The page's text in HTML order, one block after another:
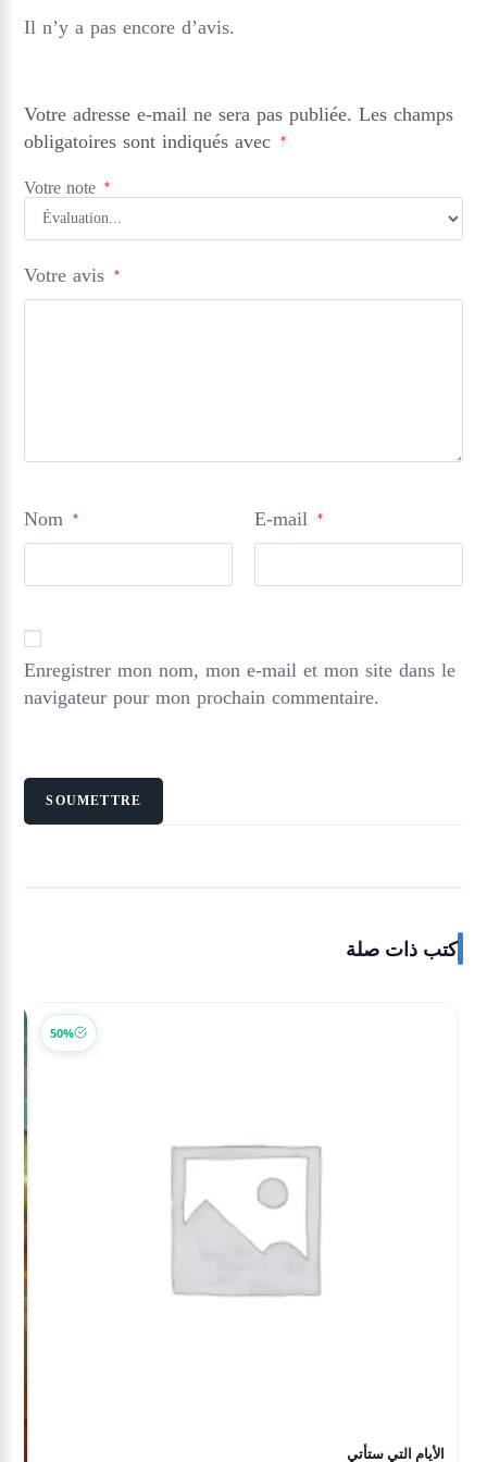
Il n’y a pas encore d’avis.
Votre adresse e-mail ne sera pas publiée. Les champs
obligatoires sont indiqués avec *
Votre note *
Votre avis *
Nom * E-mail *
Enregistrer mon nom, mon e-mail et mon site dans le
navigateur pour mon prochain commentaire.
كتب ذات صلة
50%
الأيام التي ستأتي